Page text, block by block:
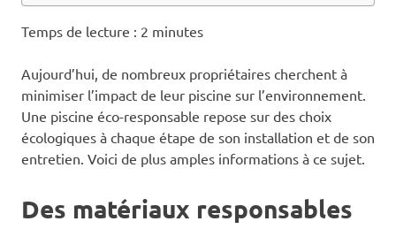
Temps de lecture : 2 minutes
Aujourd’hui, de nombreux propriétaires cherchent à
minimiser l’impact de leur piscine sur l’environnement.
Une piscine éco-responsable repose sur des choix
écologiques à chaque étape de son installation et de son
entretien. Voici de plus amples informations à ce sujet.
Des matériaux responsables